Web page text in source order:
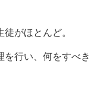
がほとんど。
を行い、何をすべき